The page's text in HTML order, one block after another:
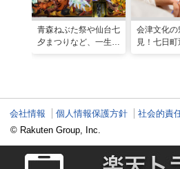
青森ねぶた祭や仙台七
夕まつりなど、一生に
会津文化の
見！七日
会社情報 個人情報保護方針 社会的責
© Rakuten Group, Inc.